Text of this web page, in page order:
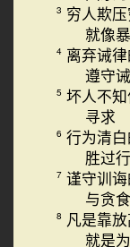
3 穷人欺压
就像
4 离弃诫律
遵守
5 坏人不知
寻求
6 行为清白
胜过
7 谨守训诲
与贪
8 凡是靠
就是